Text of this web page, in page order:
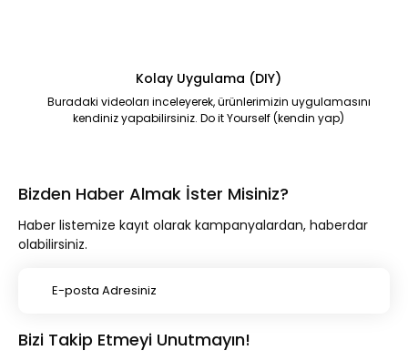
Kolay Uygulama (DIY)
Buradaki videoları inceleyerek, ürünlerimizin uygulamasını
kendiniz yapabilirsiniz. Do it Yourself (kendin yap)
Bizden Haber Almak İster Misiniz?
Haber listemize kayıt olarak kampanyalardan, haberdar
olabilirsiniz.
Bizi Takip Etmeyi Unutmayın!